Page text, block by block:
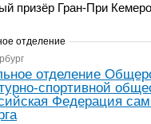
призёр Гран-При
отделение
отделение
спортивной
Федерация